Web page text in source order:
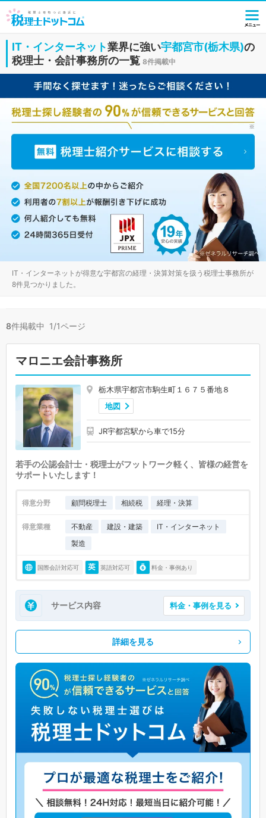
IT・インターネット業界に強い宇都宮市(栃木県)の
税理士・会計事務所の一覧 8件掲載中
IT・インターネットが得意な宇都宮の経理・決算対策を扱う税理士事務所が
8件見つかりました。
8件掲載中 1/1ページ
マロニエ会計事務所
栃木県宇都宮市駒生町１６７５番地８
地図
JR宇都宮駅から車で15分
若手の公認会計士・税理士がフットワーク軽く、皆様の経営を
サポートいたします！
得意分野 顧問税理士 相続税 経理・決算
得意業種 不動産 建設・建築
IT・インターネット
製造
国際会計対応可 英語対応可 料金・事例あり
サービス内容 料金・事例を見る
詳細を見る